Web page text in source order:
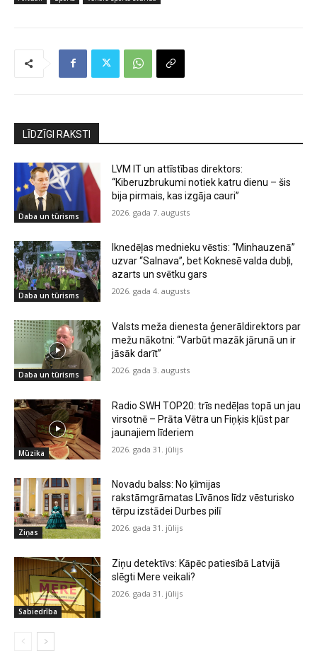
LĪDZĪGI RAKSTI
Daba un tūrisms
LVM IT un attīstības direktors:
“Kiberuzbrukumi notiek katru dienu – šis
bija pirmais, kas izgāja cauri”
2026. gada 7. augusts
Daba un tūrisms
Iknedēļas mednieku vēstis: “Minhauzenā”
uzvar “Salnava”, bet Koknesē valda dubļi,
azarts un svētku gars
2026. gada 4. augusts
Daba un tūrisms
Valsts meža dienesta ģenerāldirektors par
mežu nākotni: “Varbūt mazāk jārunā un ir
jāsāk darīt”
2026. gada 3. augusts
Mūzika
Radio SWH TOP20: trīs nedēļas topā un jau
virsotnē – Prāta Vētra un Fiņķis kļūst par
jaunajiem līderiem
2026. gada 31. jūlijs
Ziņas
Novadu balss: No ķīmijas
rakstāmgrāmatas Līvānos līdz vēsturisko
tērpu izstādei Durbes pilī
2026. gada 31. jūlijs
Sabiedrība
Ziņu detektīvs: Kāpēc patiesībā Latvijā
slēgti Mere veikali?
2026. gada 31. jūlijs